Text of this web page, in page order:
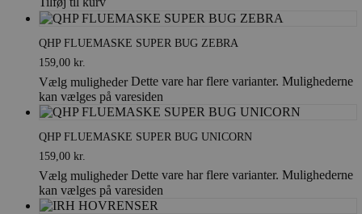
QHP FLUEMASKE SUPER BUG ZEBRA
159,00 kr.
Vælg muligheder Dette vare har flere varianter. Mulighederne
kan vælges på varesiden
QHP FLUEMASKE SUPER BUG UNICORN
159,00 kr.
Vælg muligheder Dette vare har flere varianter. Mulighederne
kan vælges på varesiden